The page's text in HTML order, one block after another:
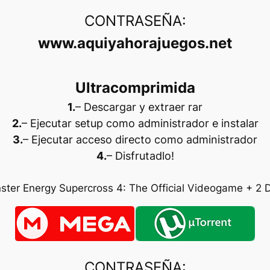
CONTRASEÑA:
www.aquiyahorajuegos.net
Ultracomprimida
1.– Descargar y extraer rar
2.– Ejecutar setup como administrador e instalar
3.– Ejecutar acceso directo como administrador
4.– Disfrutadlo!
Energy Supercross 4: The Official Videogame + 2